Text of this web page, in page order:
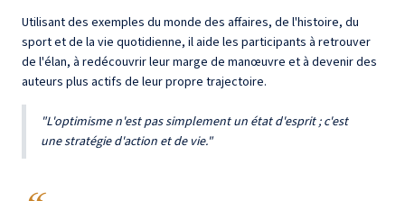
Utilisant des exemples du monde des affaires, de l'histoire, du
sport et de la vie quotidienne, il aide les participants à retrouver
de l'élan, à redécouvrir leur marge de manœuvre et à devenir des
auteurs plus actifs de leur propre trajectoire.
"L'optimisme n'est pas simplement un état d'esprit ; c'est
une stratégie d'action et de vie."